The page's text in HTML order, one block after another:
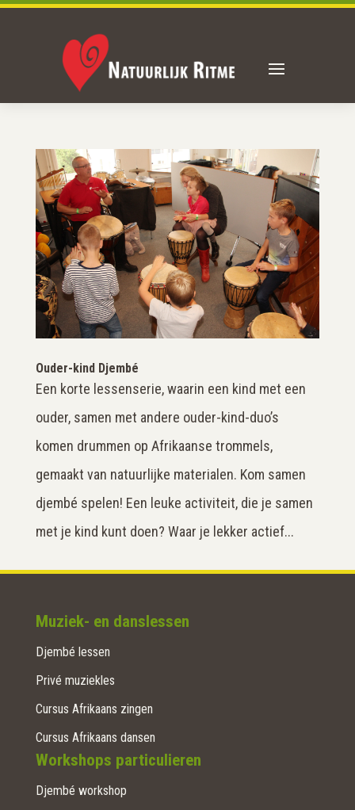
Ouder-kind Djembé
Een korte lessenserie, waarin een kind met een
ouder, samen met andere ouder-kind-duo’s
komen drummen op Afrikaanse trommels,
gemaakt van natuurlijke materialen. Kom samen
djembé spelen! Een leuke activiteit, die je samen
met je kind kunt doen? Waar je lekker actief...
Muziek- en danslessen
Djembé lessen
Privé muziekles
Cursus Afrikaans zingen
Cursus Afrikaans dansen
Workshops particulieren
Djembé workshop